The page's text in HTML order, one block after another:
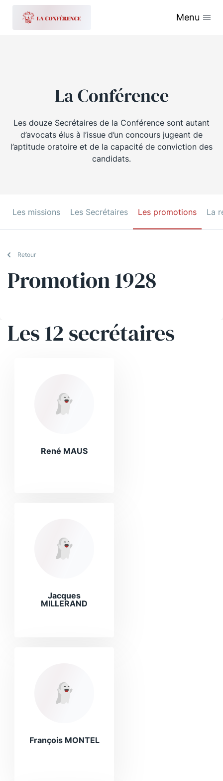
Menu
La Conférence
Les douze Secrétaires de la Conférence sont autant
d’avocats élus à l’issue d’un concours jugeant de
l’aptitude oratoire et de la capacité de conviction des
candidats.
Les missions Les Secrétaires Les promotions La
Retour
Promotion 1928
Les 12 secrétaires
René MAUS
Jacques
MILLERAND
François MONTEL